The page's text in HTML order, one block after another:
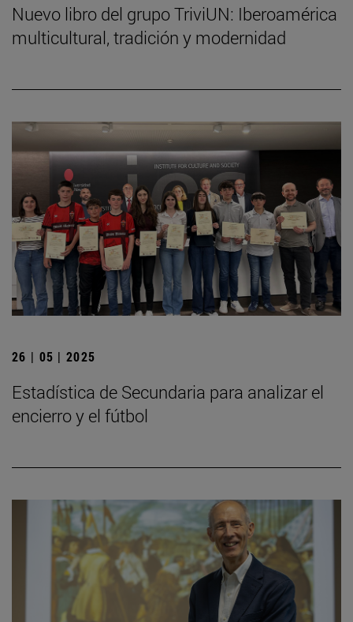
Nuevo libro del grupo TriviUN: Iberoamérica
multicultural, tradición y modernidad
26 | 05 | 2025
Estadística de Secundaria para analizar el
encierro y el fútbol